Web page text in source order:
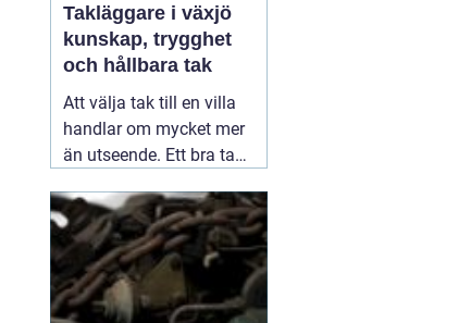
Takläggare i växjö
kunskap, trygghet
och hållbara tak
Att välja tak till en villa
handlar om mycket mer
än utseende. Ett bra tak
snö, blåst och fukt, och
påverkar både
inomhusklimat och
ekonomi. I en stad med
skiftande väder som